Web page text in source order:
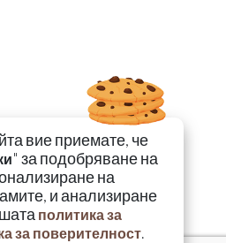
вие приемате, че
" за подобряване на
на
и анализиране
политика за
за поверителност.